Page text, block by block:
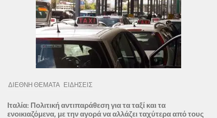
ΔΙΕΘΝΗ ΘΕΜΑΤΑ ΕΙΔΗΣΕΙΣ
Ιταλία: Πολιτική αντιπαράθεση για τα ταξί και τα
ενοικιαζόμενα, με την αγορά να αλλάζει ταχύτερα από τους